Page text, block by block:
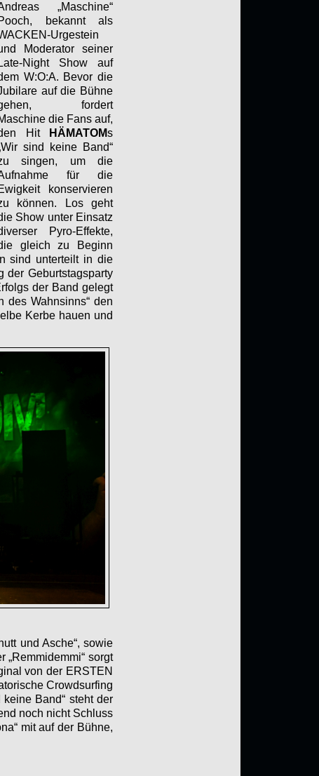
„Maschine“
bekannt als
Urgestein
Moderator seiner
Night Show auf
W:O:A. Bevor die
auf die Bühne
fordert
die Fans auf,
Hit
HÄMATOMs
sind keine Band“
singen, um die
für die
konservieren
können. Los geht
Show unter Einsatz
Pyro-Effekte,
gleich zu Beginn
sind unterteilt in die
der Geburtstagsparty
der Band gelegt
des Wahnsinns“ den
Kerbe hauen und
und Asche“, sowie
„Remmidemmi“ sorgt
von der ERSTEN
Crowdsurfing
keine Band“ steht der
noch nicht Schluss
mit auf der Bühne,